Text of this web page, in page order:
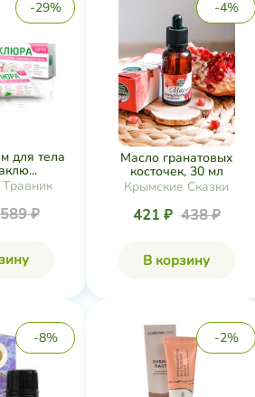
-29%
для тела
589 ₽
-4%
Масло гранатовых
косточек, 30 мл
Крымские Сказки
421 ₽ 438 ₽
В корзину
-8% -2%